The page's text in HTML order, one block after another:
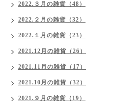
2022.３月の雑貨（48）
2022.２月の雑貨（32）
2022.１月の雑貨（23）
2021.12月の雑貨（26）
2021.11月の雑貨（17）
2021.10月の雑貨（32）
2021.９月の雑貨（19）